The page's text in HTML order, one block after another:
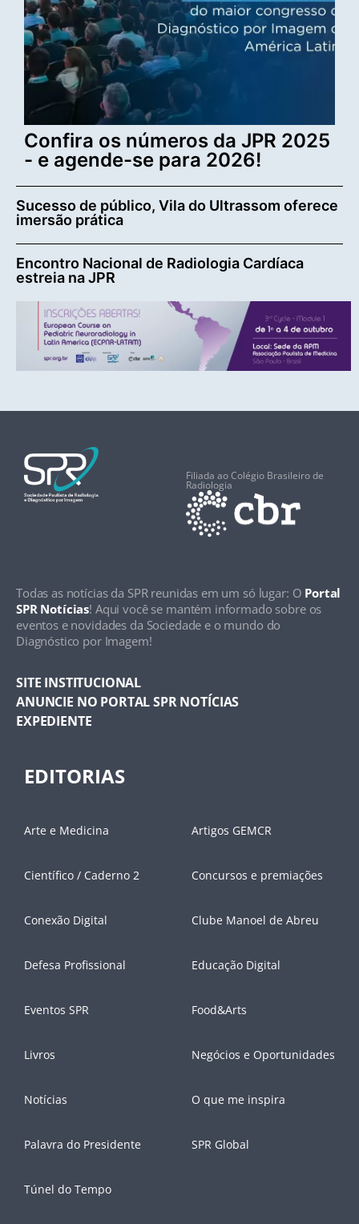
Confira os números da JPR 2025
- e agende-se para 2026!
Sucesso de público, Vila do Ultrassom oferece
imersão prática
Encontro Nacional de Radiologia Cardíaca
estreia na JPR
Filiada ao Colégio Brasileiro de
Radiologia
Todas as notícias da SPR reunidas em um só lugar: O Portal
SPR Notícias! Aqui você se mantém informado sobre os
eventos e novidades da Sociedade e o mundo do
Diagnóstico por Imagem!
SITE INSTITUCIONAL
ANUNCIE NO PORTAL SPR NOTÍCIAS
EXPEDIENTE
EDITORIAS
Arte e Medicina Artigos GEMCR
Científico / Caderno 2 Concursos e premiações
Conexão Digital Clube Manoel de Abreu
Defesa Profissional Educação Digital
Eventos SPR Food&Arts
Livros Negócios e Oportunidades
Notícias O que me inspira
Palavra do Presidente SPR Global
Túnel do Tempo